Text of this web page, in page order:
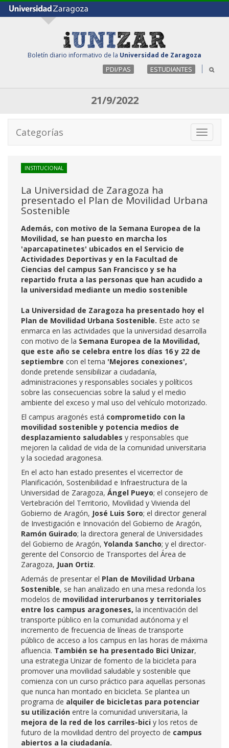
Boletín diario informativo de la Universidad de Zaragoza
PDI/PAS ESTUDIANTES
21/9/2022
Toggle
Categorías
INSTITUCIONAL
La Universidad de Zaragoza ha
presentado el Plan de Movilidad Urbana
Sostenible
Además, con motivo de la Semana Europea de la
Movilidad, se han puesto en marcha los
'aparcapatinetes' ubicados en el Servicio de
Actividades Deportivas y en la Facultad de
Ciencias del campus San Francisco y se ha
repartido fruta a las personas que han acudido a
la universidad mediante un medio sostenible
La Universidad de Zaragoza ha presentado hoy el
Plan de Movilidad Urbana Sostenible. Este acto se
enmarca en las actividades que la universidad desarrolla
con motivo de la Semana Europea de la Movilidad,
que este año se celebra entre los días 16 y 22 de
septiembre con el tema 'Mejores conexiones',
donde pretende sensibilizar a ciudadanía,
administraciones y responsables sociales y políticos
sobre las consecuencias sobre la salud y el medio
ambiente del exceso y mal uso del vehículo motorizado.
El campus aragonés está comprometido con la
movilidad sostenible y potencia medios de
desplazamiento saludables y responsables que
mejoren la calidad de vida de la comunidad universitaria
y la sociedad aragonesa.
En el acto han estado presentes el vicerrector de
Planificación, Sostenibilidad e Infraestructura de la
Universidad de Zaragoza, Ángel Pueyo; el consejero de
Vertebración del Territorio, Movilidad y Vivienda del
Gobierno de Aragón, José Luis Soro; el director general
de Investigación e Innovación del Gobierno de Aragón,
Ramón Guirado; la directora general de Universidades
del Gobierno de Aragón, Yolanda Sancho; y el director-
gerente del Consorcio de Transportes del Área de
Zaragoza, Juan Ortiz.
Además de presentar el Plan de Movilidad Urbana
Sostenible, se han analizado en una mesa redonda los
modelos de movilidad interurbanos y territoriales
entre los campus aragoneses, la incentivación del
transporte público en la comunidad autónoma y el
incremento de frecuencia de líneas de transporte
público de acceso a los campus en las horas de máxima
afluencia. También se ha presentado Bici Unizar,
una estrategia Unizar de fomento de la bicicleta para
promover una movilidad saludable y sostenible que
comienza con un curso práctico para aquellas personas
que nunca han montado en bicicleta. Se plantea un
programa de alquiler de bicicletas para potenciar
su utilización entre la comunidad universitaria, la
mejora de la red de los carriles-bici y los retos de
futuro de la movilidad dentro del proyecto de campus
abiertos a la ciudadanía.